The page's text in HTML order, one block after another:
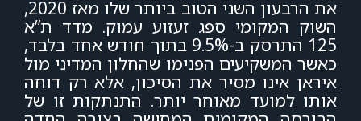
את הרבעון השני הטוב ביותר שלו מאז 2020,
השוק המקומי ספג זעזוע עמוק. מדד ת”א
125 התרסק ב-9.5% בתוך חודש אחד בלבד,
כאשר המשקיעים הפנימו שהחלון המדיני מול
איראן אינו מסיר את הסיכון, אלא רק דוחה
אותו למועד מאוחר יותר. התנתקות זו של